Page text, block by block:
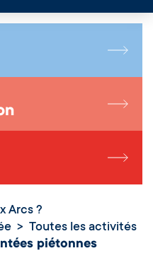
Arcs ?
Toutes les activités
piétonnes